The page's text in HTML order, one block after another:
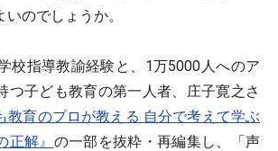
のでしょうか。
校指導教諭経験と、1万5000人へのア
つ子ども教育の第一人者、庄子寛之さ
教育のプロが教える 自分で考えて学ぶ
解』 の一部を抜粋・再編集し、「声